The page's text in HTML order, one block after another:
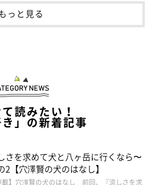
んとのこれから
っと見る
読みたい！
き」の新着記事
さを求めて犬と八ヶ岳に行くなら〜
2【穴澤賢の犬のはなし】
載】穴澤賢の犬のはなし 前回、『涼しさを求